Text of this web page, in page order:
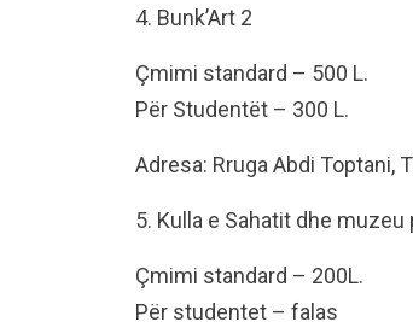
4. Bunk’Art 2
Çmimi standard – 500 L.
Për Studentët – 300 L.
Adresa: Rruga Abdi Toptani,
5. Kulla e Sahatit dhe muzeu
Çmimi standard – 200L.
Për studentet – falas